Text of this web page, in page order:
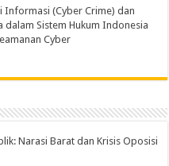
Informasi (Cyber Crime) dan
dalam Sistem Hukum Indonesia
Cyber
Narasi Barat dan Krisis Oposisi